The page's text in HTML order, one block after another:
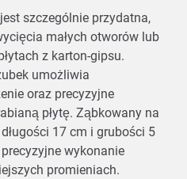
szczególnie przydatna,
małych otworów lub
z karton-gipsu.
umożliwia
oraz precyzyjne
płytę. Ząbkowany na
17 cm i grubości 5
wykonanie
promieniach.